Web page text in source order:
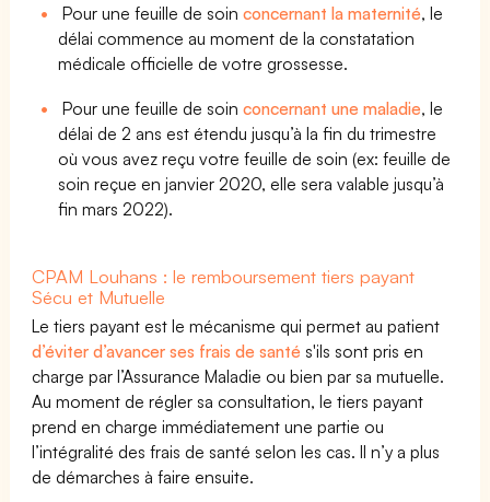
Pour une feuille de soinconcernant la maternité, le
délai commence au moment de la constatation
médicale officielle de votre grossesse.
Pour une feuille de soinconcernant une maladie, le
délai de 2 ans est étendu jusqu’à la fin du trimestre
où vous avez reçu votre feuille de soin (ex: feuille de
soin reçue en janvier 2020, elle sera valable jusqu’à
fin mars 2022).
CPAM Louhans : le remboursement tiers payant
Sécu et Mutuelle
Le tiers payant est le mécanisme qui permet au patient
d’éviter d’avancer ses frais de santé s'ils sont pris en
charge par l’Assurance Maladie ou bien par sa mutuelle.
Au moment de régler sa consultation, le tiers payant
prend en charge immédiatement une partie ou
l’intégralité des frais de santé selon les cas. Il n’y a plus
de démarches à faire ensuite.